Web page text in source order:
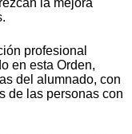
la mejora
profesional
en esta Orden,
del alumnado, con
de las personas con